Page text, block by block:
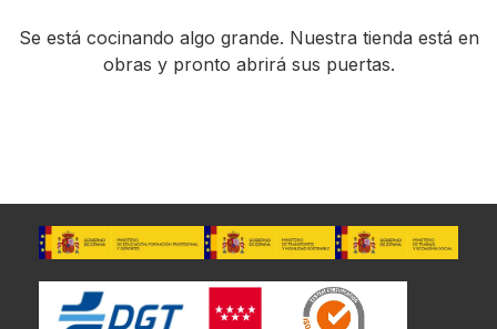
Se está cocinando algo grande. Nuestra tienda está en
obras y pronto abrirá sus puertas.